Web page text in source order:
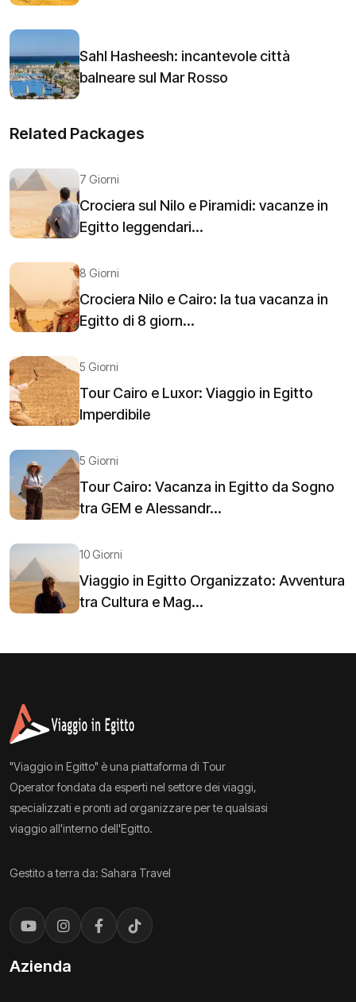
Sahl Hasheesh: incantevole città
balneare sul Mar Rosso
Related Packages
7 Giorni
Crociera sul Nilo e Piramidi: vacanze in
Egitto leggendari...
8 Giorni
Crociera Nilo e Cairo: la tua vacanza in
Egitto di 8 giorn...
5 Giorni
Tour Cairo e Luxor: Viaggio in Egitto
Imperdibile
5 Giorni
Tour Cairo: Vacanza in Egitto da Sogno
tra GEM e Alessandr...
10 Giorni
Viaggio in Egitto Organizzato: Avventura
tra Cultura e Mag...
"Viaggio in Egitto" è una piattaforma di Tour
Operator fondata da esperti nel settore dei viaggi,
specializzati e pronti ad organizzare per te qualsiasi
viaggio all'interno dell'Egitto.
Gestito a terra da: Sahara Travel
Azienda